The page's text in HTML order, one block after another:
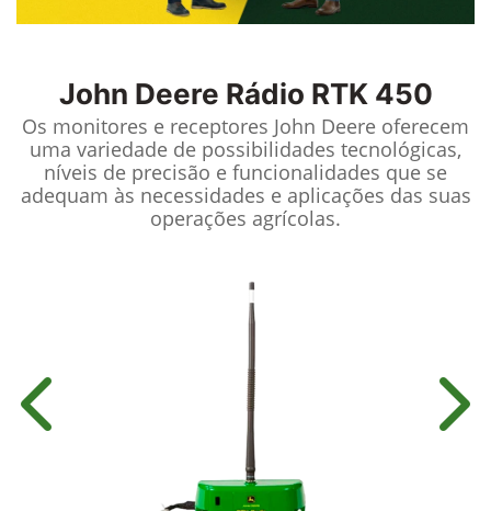
John Deere Rádio RTK 450
Os monitores e receptores John Deere oferecem
uma variedade de possibilidades tecnológicas,
níveis de precisão e funcionalidades que se
adequam às necessidades e aplicações das suas
operações agrícolas.
Anterior